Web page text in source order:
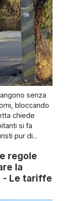
senza
bloccando
chiede
si fa
pur di...
regole
la
- Le tariffe